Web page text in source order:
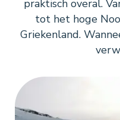
praktisch overal.
tot het hoge
Griekenland.